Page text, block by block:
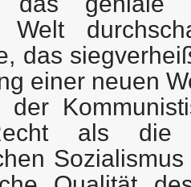
Welt
das
einer neuen
der
als die